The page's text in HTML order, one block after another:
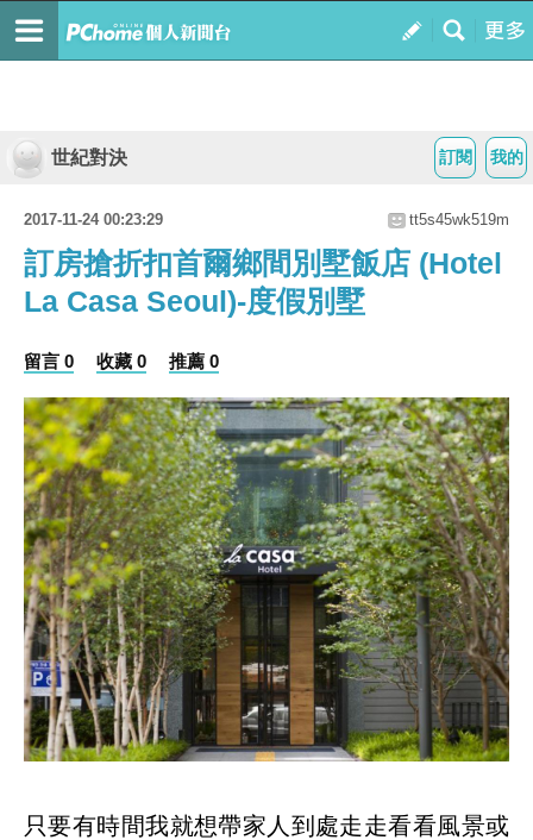
我的
訂閱
世紀對決
2017-11-24 00:23:29 tt5s45wk519m
訂房搶折扣首爾鄉間別墅飯店 (Hotel
La Casa Seoul)-度假別墅
留言 0 收藏 0 推薦 0
只要有時間我就想帶家人到處走走看看風景或